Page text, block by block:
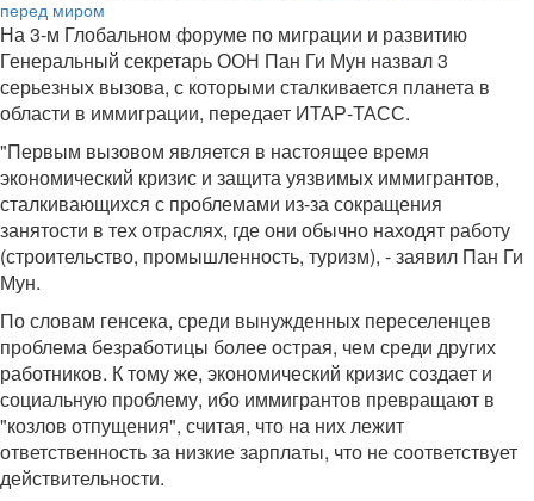
На 3-м Глобальном форуме по миграции и развитию
Генеральный секретарь ООН Пан Ги Мун назвал 3
серьезных вызова, с которыми сталкивается планета в
области в иммиграции, передает ИТАР-ТАСС.
"Первым вызовом является в настоящее время
экономический кризис и защита уязвимых иммигрантов,
сталкивающихся с проблемами из-за сокращения
занятости в тех отраслях, где они обычно находят работу
(строительство, промышленность, туризм), - заявил Пан Ги
Мун.
По словам генсека, среди вынужденных переселенцев
проблема безработицы более острая, чем среди других
работников. К тому же, экономический кризис создает и
социальную проблему, ибо иммигрантов превращают в
"козлов отпущения", считая, что на них лежит
ответственность за низкие зарплаты, что не соответствует
действительности.